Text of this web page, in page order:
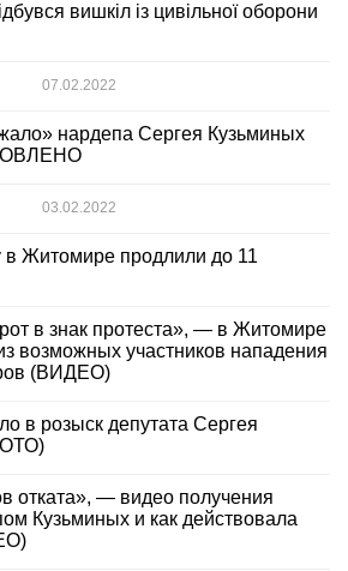
вишкіл із цивільної оборони
07.02.2022
нардепа Сергея Кузьминых
03.02.2022
в Житомире продлили до 11
в знак протеста», — в Житомире
возможных участников нападения
(ВИДЕО)
в розыск депутата Сергея
отката», — видео получения
Кузьминых и как действовала